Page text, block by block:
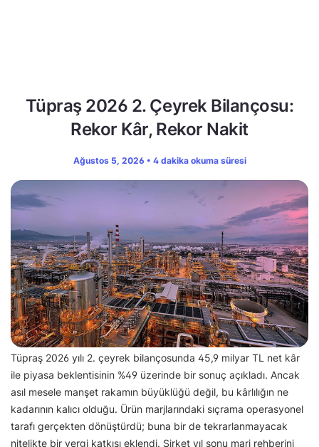
Tüpraş 2026 2. Çeyrek Bilançosu:
Rekor Kâr, Rekor Nakit
Ağustos 5, 2026 • 4 dakika okuma süresi
Tüpraş 2026 yılı 2. çeyrek bilançosunda 45,9 milyar TL net kâr
ile piyasa beklentisinin %49 üzerinde bir sonuç açıkladı. Ancak
asıl mesele manşet rakamın büyüklüğü değil, bu kârlılığın ne
kadarının kalıcı olduğu. Ürün marjlarındaki sıçrama operasyonel
tarafı gerçekten dönüştürdü; buna bir de tekrarlanmayacak
nitelikte bir vergi katkısı eklendi. Şirket yıl sonu marj rehberini